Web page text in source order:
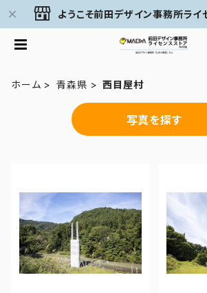
ようこそ前田デザイン事務所ライ
ホーム 青森県 西目屋村
写真を探す